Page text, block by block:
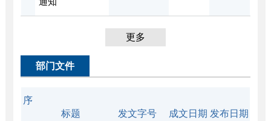
更多
部门文件
序
标题 发文字号 成文日期 发布日期